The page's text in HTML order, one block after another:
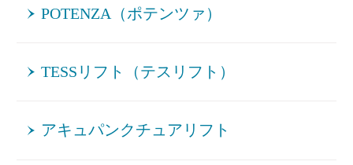
POTENZA（ポテンツァ）
TESSリフト（テスリフト）
アキュパンクチュアリフト